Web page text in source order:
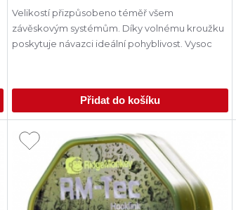
Velikostí přizpůsobeno téměř všem
závěskovým systémům. Díky volnému kroužku
poskytuje návazci ideální pohyblivost. Vysoc
Přidat do košíku